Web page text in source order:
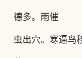
德多。雨催
虫出穴。寒逼鸟